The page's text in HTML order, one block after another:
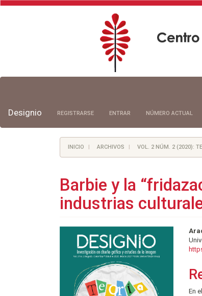
principal
Barra
lateral
Designio REGISTRARSE ENTRAR NÚMERO ACTUAL
INICIO ARCHIVOS VOL. 2 NÚM. 2 (2020):
Barbie y la
industrias
Barra
lateral
artículo
En